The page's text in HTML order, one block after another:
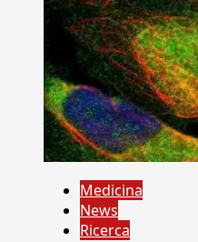
Medicina
News
Ricerca